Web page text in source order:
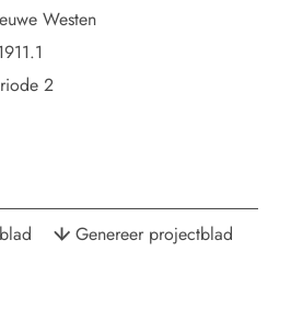
Westen
2
Genereer projectblad